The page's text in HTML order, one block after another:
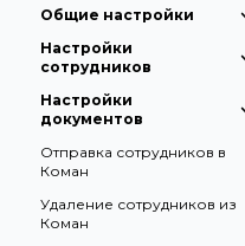
Общие настройки
Настройки
сотрудников
Настройки
документов
Отправка сотрудников в
Коман
Удаление сотрудников из
Коман